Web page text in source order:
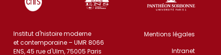
Institut d'histoire moderne
et contemporaine – UMR 8066
ENS, 45 rue d'Ulm, 75005 Paris
Mentions légales
Intranet